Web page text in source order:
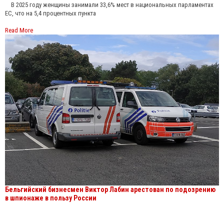
В 2025 году женщины занимали 33,6% мест в национальных парламентах
ЕС, что на 5,4 процентных пункта
Read More
Бельгийский бизнесмен Виктор Лабин арестован по подозрению
в шпионаже в пользу России